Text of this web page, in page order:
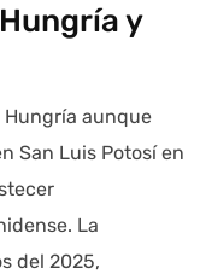
y
aunque
San Luis Potosí en
La
del 2025,